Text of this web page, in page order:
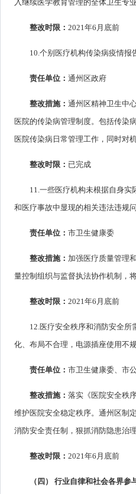
入继续医学教育管理的全体卫生专
整改时限： 2021年6月底前
10.个别医疗机构传染病疫情
责任单位： 通州区政府
整改措施： 通州区精神卫生中
医院的传染病管理制度。包括传染
医院传染病日常管理工作，同时对
整改时限： 已完成
11.一些医疗机构未根据自身
和医疗事故中显现的相关违法违规
责任单位： 市卫生健康委
整改措施： 加强医疗质量管理
量控制组织与监督执法协作机制，
整改时限： 2021年6月底前
12.医疗安全秩序和消防安全
化、布局不合理，电源插座使用不
责任单位： 市卫生健康委、市
整改措施： 落实《医院安全秩
维护医院安全稳定秩序。通州区制
消防安全责任制，狠抓消防隐患治
整改时限： 2021年6月底前
（四） 行业自律和社会各界